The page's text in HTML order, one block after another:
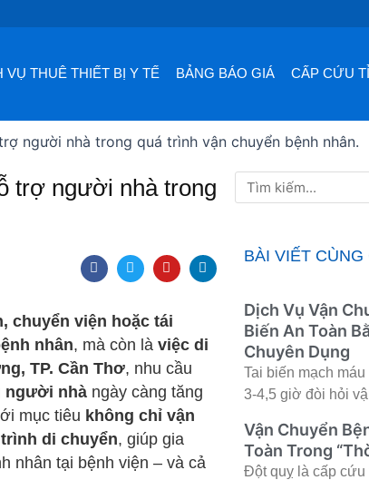
VỤ THUÊ THIẾT BỊ Y TẾ BẢNG BÁO GIÁ CẤP CỨU
người nhà trong quá trình vận chuyển bệnh nhân.
trợ người nhà trong
F
a
c
b
o
o
k
T
w
i
t
e
r
Y
o
u
u
b
e
L
i
n
i
n
chuyển viện hoặc tái
nhân, mà còn là việc di
TP. Cần Thơ, nhu cầu
người nhà ngày càng tăng
mục tiêu không chỉ vận
di chuyển, giúp gia
nhân tại bệnh viện – và cả
Tìm
kiếm
BÀI VIẾT
Dịch Vụ Vận
Biến An Toàn
Chuyên Dụng
Tai biến mạch
3-4,5 giờ đòi hỏi
Vận Chuyển
Toàn Trong
Đột quỵ là cấp cứu